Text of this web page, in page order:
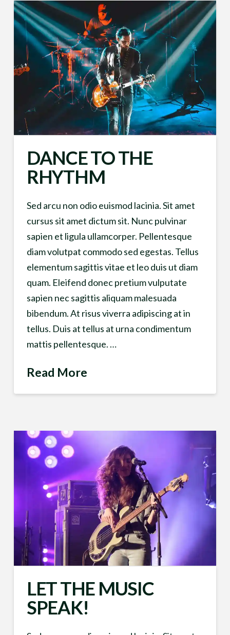
DANCE TO THE
RHYTHM
Sed arcu non odio euismod lacinia. Sit amet
cursus sit amet dictum sit. Nunc pulvinar
sapien et ligula ullamcorper. Pellentesque
diam volutpat commodo sed egestas. Tellus
elementum sagittis vitae et leo duis ut diam
quam. Eleifend donec pretium vulputate
sapien nec sagittis aliquam malesuada
bibendum. At risus viverra adipiscing at in
tellus. Duis at tellus at urna condimentum
mattis pellentesque. …
Read More
LET THE MUSIC
SPEAK!